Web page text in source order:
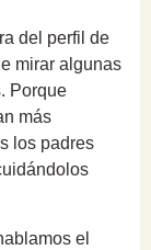
del perfil de
mirar algunas
Porque
más
los padres
el